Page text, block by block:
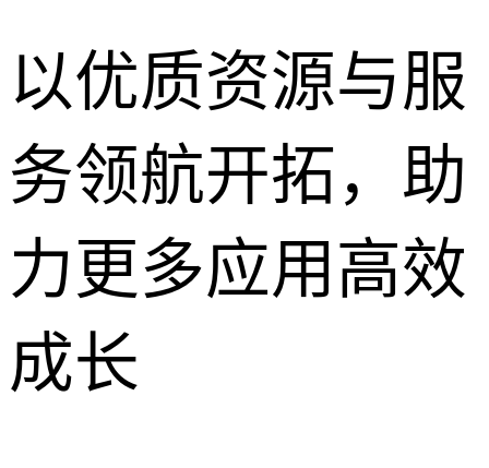
以优质资源与服
务领航开拓，助
力更多应用高效
成长